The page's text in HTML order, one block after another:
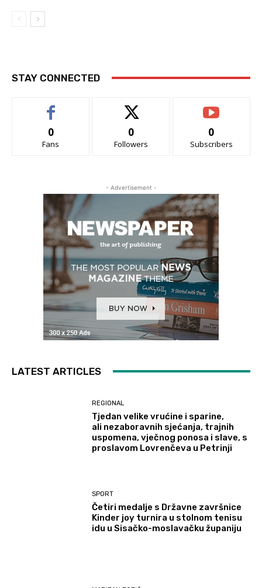
STAY CONNECTED
0
Fans
0
Followers
0
Subscribers
- Advertisement -
LATEST ARTICLES
REGIONAL
Tjedan velike vrućine i sparine,
ali nezaboravnih sjećanja, trajnih
uspomena, vječnog ponosa i slave, s
proslavom Lovrenčeva u Petrinji
SPORT
Četiri medalje s Državne završnice
Kinder joy turnira u stolnom tenisu
idu u Sisačko-moslavačku županiju